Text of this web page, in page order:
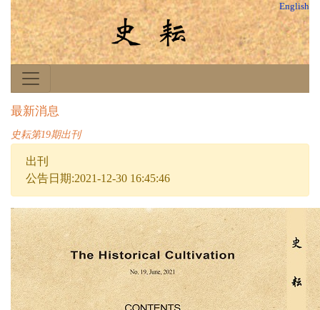
English
最新消息
史耘第19期出刊
出刊
公告日期:2021-12-30 16:45:46